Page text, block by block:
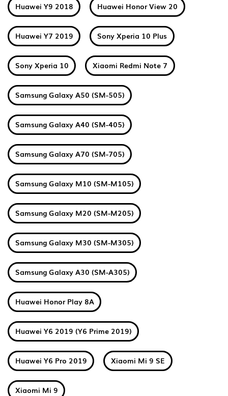
Huawei Y9 2018 Huawei Honor View 20
Huawei Y7 2019 Sony Xperia 10 Plus
Sony Xperia 10 Xiaomi Redmi Note 7
Samsung Galaxy A50 (SM-505)
Samsung Galaxy A40 (SM-405)
Samsung Galaxy A70 (SM-705)
Samsung Galaxy M10 (SM-M105)
Samsung Galaxy M20 (SM-M205)
Samsung Galaxy M30 (SM-M305)
Samsung Galaxy A30 (SM-A305)
Huawei Honor Play 8A
Huawei Y6 2019 (Y6 Prime 2019)
Huawei Y6 Pro 2019 Xiaomi Mi 9 SE
Xiaomi Mi 9